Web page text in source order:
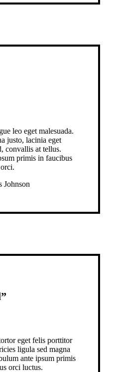
leo eget malesuada.
justo, lacinia eget
convallis at tellus.
primis in faucibus
orci.
Johnson
eget felis porttitor
ligula sed magna
ante ipsum primis
orci luctus.